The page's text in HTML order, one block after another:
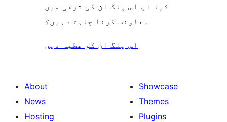
کیا آپ اس پلگ ان کی ترقی میں
معاونت کرنا چاہتے ہیں؟
اس پلگ ان کو عطیہ دیں
About
News
Hosting
Showcase
Themes
Plugins